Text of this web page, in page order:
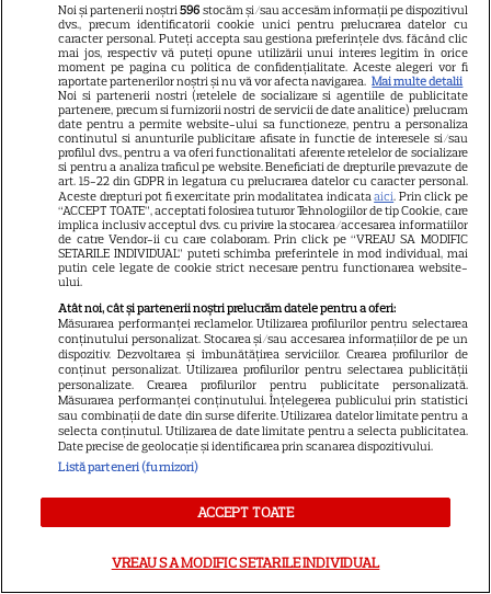
14
Sean Astin din „Stăpânul
Inelelor” a fost nevoit să își
vândă casa din cauza
salariului mic: Câți bani a
primit de fapt
14
VEDETE STRĂINE
Elon Musk, atac la adresa
regizorului premiat cu Oscar
care a realizat documentarul
despre viața sa. Filmul are 232
de minute
VEDETE STRĂINE
Marvel are un nou Black
Panther. David Jonsson preia
moștenirea lui Chadwick
Boseman
VEDETE STRĂINE
Noi și partenerii noștri596 stocăm și/sau accesăm informații pe dispozitivul
dvs., precum identificatorii cookie unici pentru prelucrarea datelor cu
caracter personal. Puteți accepta sau gestiona preferințele dvs. făcând clic
mai jos, respectiv vă puteți opune utilizării unui interes legitim în orice
moment pe pagina cu politica de confidențialitate. Aceste alegeri vor fi
raportate partenerilor noștri și nu vă vor afecta navigarea. Mai multe detalii
Noi si partenerii nostri (retelele de socializare si agentiile de publicitate
partenere, precum si furnizorii nostri de servicii de date analitice) prelucram
date pentru a permite website-ului sa functioneze, pentru a personaliza
continutul si anunturile publicitare afisate in functie de interesele si/sau
profilul dvs., pentru a va oferi functionalitati aferente retelelor de socializare
si pentru a analiza traficul pe website. Beneficiati de drepturile prevazute de
art. 15-22 din GDPR in legatura cu prelucrarea datelor cu caracter personal.
Aceste drepturi pot fi exercitate prin modalitatea indicataaici. Prin click pe
“ACCEPT TOATE”, acceptati folosirea tuturor Tehnologiilor de tip Cookie, care
implica inclusiv acceptul dvs. cu privire la stocarea/accesarea informatiilor
de catre Vendor-ii cu care colaboram. Prin click pe “VREAU SA MODIFIC
SETARILE INDIVIDUAL” puteti schimba preferintele in mod individual, mai
putin cele legate de cookie strict necesare pentru functionarea website-
ului.
Atât noi, cât și partenerii noștri prelucrăm datele pentru a oferi:
Măsurarea performanței reclamelor. Utilizarea profilurilor pentru selectarea
conținutului personalizat. Stocarea și/sau accesarea informațiilor de pe un
dispozitiv. Dezvoltarea și îmbunătățirea serviciilor. Crearea profilurilor de
conținut personalizat. Utilizarea profilurilor pentru selectarea publicității
personalizate. Crearea profilurilor pentru publicitate personalizată.
Măsurarea performanței conținutului. Înțelegerea publicului prin statistici
sau combinații de date din surse diferite. Utilizarea datelor limitate pentru a
selecta conținutul. Utilizarea de date limitate pentru a selecta publicitatea.
Date precise de geolocație și identificarea prin scanarea dispozitivului.
Listă parteneri (furnizori)
ACCEPT TOATE
VREAU SA MODIFIC SETARILE INDIVIDUAL